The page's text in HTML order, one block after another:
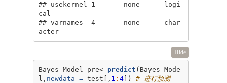
## usekernel 1      -none-     logi
cal
## varnames  4      -none-     char
acter
Hide
Bayes_Model_pre<- predict (Bayes_Mode
l, newdata = test[, 1 : 4]) # 进行预测